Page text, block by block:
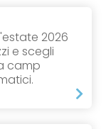
2026
e scegli
camp